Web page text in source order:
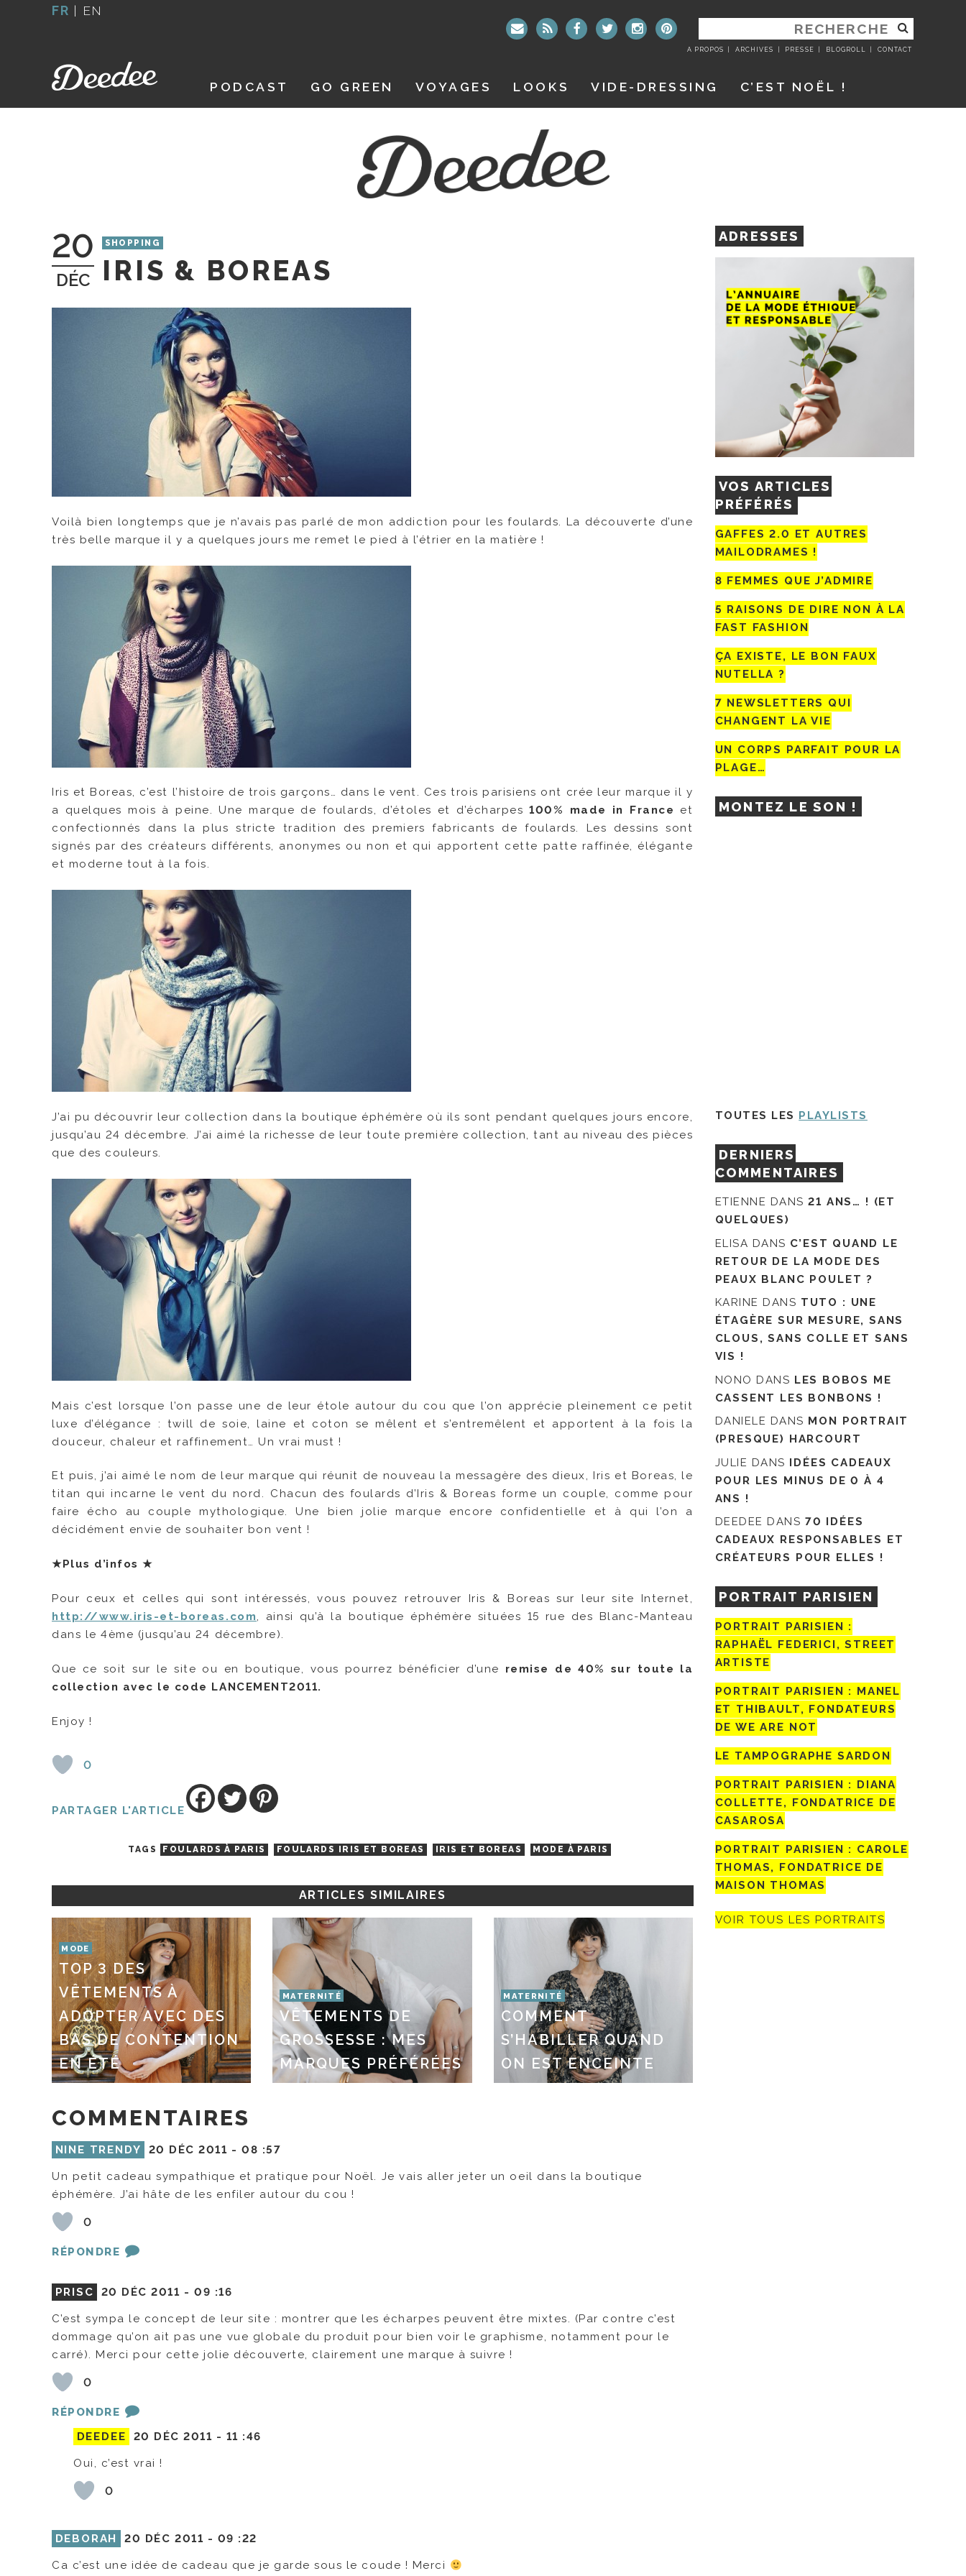
FR | EN
RECHERCHER
:
A PROPOS ARCHIVES PRESSE BLOGROLL CONTACT
PODCAST GO GREEN VOYAGES LOOKS VIDE-DRESSING C’EST NOËL !
20
DÉC
SHOPPING
IRIS & BOREAS
Voilà bien longtemps que je n’avais pas parlé de mon addiction pour les foulards. La découverte d’une
très belle marque il y a quelques jours me remet le pied à l’étrier en la matière !
Iris et Boreas, c’est l’histoire de trois garçons… dans le vent. Ces trois parisiens ont crée leur marque il y
a quelques mois à peine. Une marque de foulards, d’étoles et d’écharpes100% made in France
et
confectionnés dans la plus stricte tradition des premiers fabricants de foulards. Les dessins sont
signés par des créateurs différents, anonymes ou non et qui apportent cette patte raffinée, élégante
et moderne tout à la fois.
J’ai pu découvrir leur collection dans la boutique éphémère où ils sont pendant quelques jours encore,
jusqu’au 24 décembre. J’ai aimé la richesse de leur toute première collection, tant au niveau des pièces
que des couleurs.
Mais c’est lorsque l’on passe une de leur étole autour du cou que l’on apprécie pleinement ce petit
luxe d’élégance : twill de soie, laine et coton se mêlent et s’entremêlent et apportent à la fois la
douceur, chaleur et raffinement… Un vrai must !
Et puis, j’ai aimé le nom de leur marque qui réunit de nouveau la messagère des dieux, Iris et Boreas, le
titan qui incarne le vent du nord. Chacun des foulards d’Iris & Boreas forme un couple, comme pour
faire écho au couple mythologique. Une bien jolie marque encore confidentielle et à qui l’on a
décidément envie de souhaiter bon vent !
★Plus d’infos ★
Pour ceux et celles qui sont intéressés, vous pouvez retrouver Iris & Boreas sur leur site Internet,
http://www.iris-et-boreas.com, ainsi qu’à la boutique éphémère situées 15 rue des Blanc-Manteau
dans le 4ème (jusqu’au 24 décembre).
Que ce soit sur le site ou en boutique, vous pourrez bénéficier d’une remise de 40% sur toute la
collection avec le code LANCEMENT2011.
Enjoy !
0
PARTAGER L'ARTICLE
TAGS FOULARDS À PARIS FOULARDS IRIS ET BOREAS IRIS ET BOREAS MODE À PARIS
ARTICLES SIMILAIRES
MODE
TOP 3 DES
VÊTEMENTS À
ADOPTER AVEC DES
BAS DE CONTENTION
EN ÉTÉ
MATERNITÉ
VÊTEMENTS DE
GROSSESSE : MES
MARQUES PRÉFÉRÉES
MATERNITÉ
COMMENT
S’HABILLER QUAND
ON EST ENCEINTE
COMMENTAIRES
NINE TRENDY 20 DÉC 2011 - 08 :57
Un petit cadeau sympathique et pratique pour Noël. Je vais aller jeter un oeil dans la boutique
éphémère. J’ai hâte de les enfiler autour du cou !
0
RÉPONDRE
PRISC 20 DÉC 2011 -09 :16
C’est sympa le concept de leur site : montrer que les écharpes peuvent être mixtes. (Par contre c’est
dommage qu’on ait pas une vue globale du produit pour bien voir le graphisme, notamment pour le
carré). Merci pour cette jolie découverte, clairement une marque à suivre !
0
RÉPONDRE
DEEDEE
20 DÉC 2011 - 11 :46
Oui, c’est vrai !
0
DEBORAH 20 DÉC 2011 - 09 :22
Ca c’est une idée de cadeau que je garde sous le coude ! Merci
ADRESSES
VOS ARTICLES
PRÉFÉRÉS
GAFFES 2.0 ET AUTRES
MAILODRAMES !
8 FEMMES QUE J’ADMIRE
5 RAISONS DE DIRE NON À LA
FAST FASHION
ÇA EXISTE, LE BON FAUX
NUTELLA ?
7 NEWSLETTERS QUI
CHANGENT LA VIE
UN CORPS PARFAIT POUR LA
PLAGE…
MONTEZ LE SON !
TOUTES LES PLAYLISTS
DERNIERS
COMMENTAIRES
ETIENNE DANS21 ANS… ! (ET
QUELQUES)
ELISA DANS C’EST QUAND LE
RETOUR DE LA MODE DES
PEAUX BLANC POULET ?
KARINE DANS TUTO : UNE
ÉTAGÈRE SUR MESURE, SANS
CLOUS, SANS COLLE ET SANS
VIS !
NONO DANS LES BOBOS ME
CASSENT LES BONBONS !
DANIELE DANS MON PORTRAIT
(PRESQUE) HARCOURT
JULIE DANS IDÉES CADEAUX
POUR LES MINUS DE 0 À 4
ANS !
DEEDEE DANS 70 IDÉES
CADEAUX RESPONSABLES ET
CRÉATEURS POUR ELLES !
PORTRAIT PARISIEN
PORTRAIT PARISIEN :
RAPHAËL FEDERICI, STREET
ARTISTE
PORTRAIT PARISIEN : MANEL
ET THIBAULT, FONDATEURS
DE WE ARE NOT
LE TAMPOGRAPHE SARDON
PORTRAIT PARISIEN : DIANA
COLLETTE, FONDATRICE DE
CASAROSA
PORTRAIT PARISIEN : CAROLE
THOMAS, FONDATRICE DE
MAISON THOMAS
VOIR TOUS LES PORTRAITS